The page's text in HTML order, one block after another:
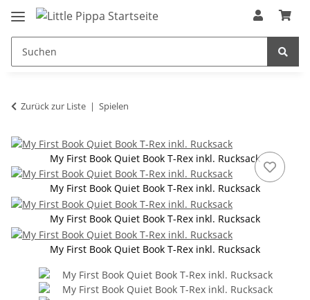
Zum Hauptinhalt springen
springen
Zurück zur Liste Spielen
My First Book Quiet Book T-Rex inkl. Rucksack
My First Book Quiet Book T-Rex inkl. Rucksack
My First Book Quiet Book T-Rex inkl. Rucksack
My First Book Quiet Book T-Rex inkl. Rucksack